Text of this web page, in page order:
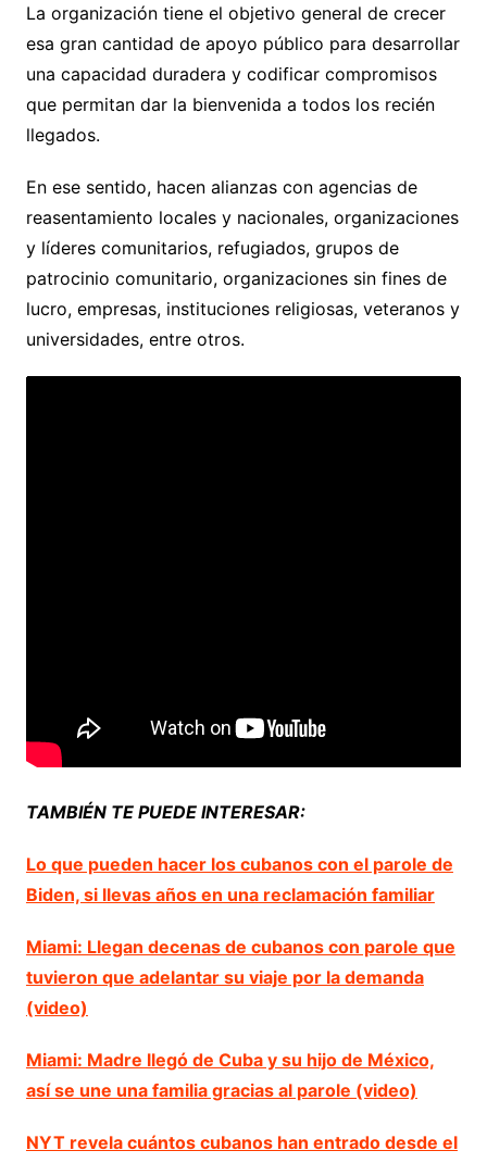
La organización tiene el objetivo general de crecer
esa gran cantidad de apoyo público para desarrollar
una capacidad duradera y codificar compromisos
que permitan dar la bienvenida a todos los recién
llegados.
En ese sentido, hacen alianzas con agencias de
reasentamiento locales y nacionales, organizaciones
y líderes comunitarios, refugiados, grupos de
patrocinio comunitario, organizaciones sin fines de
lucro, empresas, instituciones religiosas, veteranos y
universidades, entre otros.
TAMBIÉN TE PUEDE INTERESAR:
Lo que pueden hacer los cubanos con el parole de
Biden, si llevas años en una reclamación familiar
Miami: Llegan decenas de cubanos con parole que
tuvieron que adelantar su viaje por la demanda
(video)
Miami: Madre llegó de Cuba y su hijo de México,
así se une una familia gracias al parole (video)
NYT revela cuántos cubanos han entrado desde el